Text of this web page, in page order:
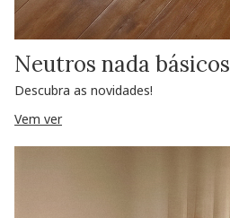
Neutros nada básicos
Descubra as novidades!
Vem ver